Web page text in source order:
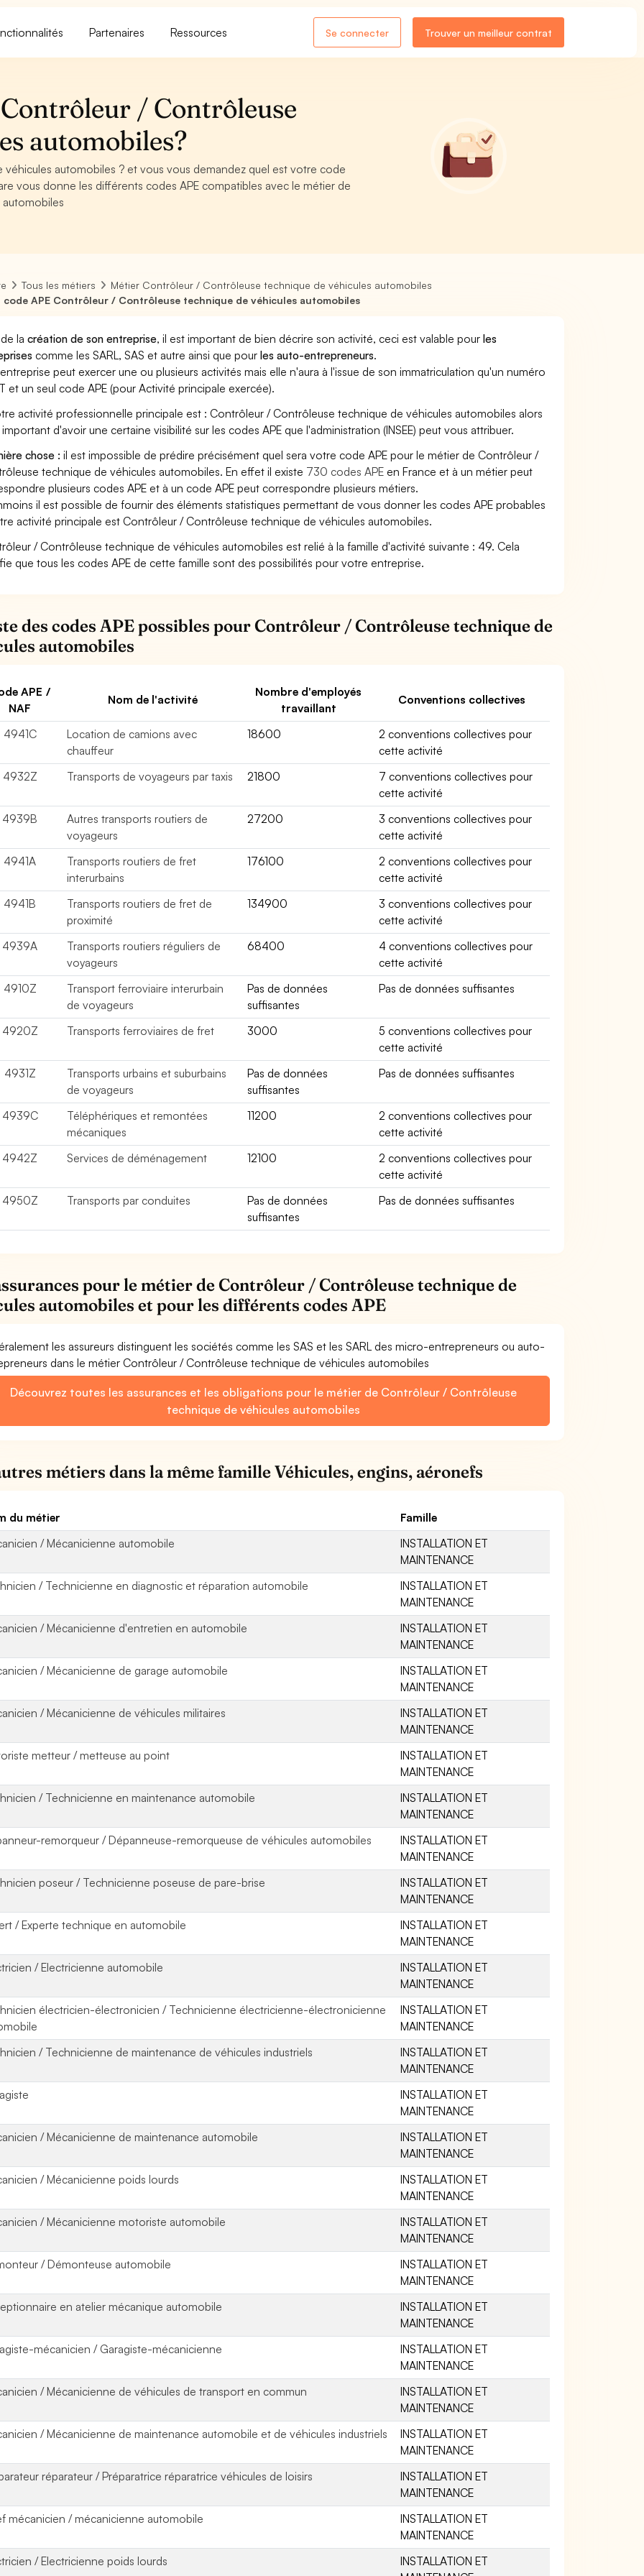
Partenaires Ressources Se connecter Trouver un meilleur contrat
/ Contrôleuse
automobiles?
automobiles ? et vous vous demandez quel est votre code
vous donne les différents codes APE compatibles avec le métier de
Tous les métiers
Métier Contrôleur / Contrôleuse technique de véhicules automobiles
code APE Contrôleur / Contrôleuse technique de véhicules automobiles
lacréation de son entreprise, il est important de bien décrire son activité, ceci est valable pourles
comme les SARL, SAS et autre ainsi que pourles auto-entrepreneurs.
peut exercer une ou plusieurs activités mais elle n'aura à l'issue de son immatriculation qu'un numéro
et un seul code APE (pour Activité principale exercée).
activité professionnelle principale est : Contrôleur / Contrôleuse technique de véhicules automobiles alors
d'avoir une certaine visibilité sur les codes APE que l'administration (INSEE) peut vous attribuer.
chose : il est impossible de prédire précisément quel sera votre code APE pour le métier de Contrôleur /
technique de véhicules automobiles. En effet il existe 730 codes APE en France et à un métier peut
plusieurs codes APE et à un code APE peut correspondre plusieurs métiers.
il est possible de fournir des éléments statistiques permettant de vous donner les codes APE probables
activité principale est Contrôleur / Contrôleuse technique de véhicules automobiles.
/ Contrôleuse technique de véhicules automobiles est relié à la famille d'activité suivante : 49. Cela
que tous les codes APE de cette famille sont des possibilités pour votre entreprise.
des codes APE possibles pour Contrôleur / Contrôleuse technique de
automobiles
APE /
NAF
Nom de l'activité
Nombre d'employés
travaillant
Conventions collectives
4941C
Location de camions avec
chauffeur
18600
2 conventions collectives pour
cette activité
4932Z
Transports de voyageurs par taxis 21800
7 conventions collectives pour
cette activité
4939B
Autres transports routiers de
voyageurs
27200
3 conventions collectives pour
cette activité
4941A
Transports routiers de fret
interurbains
176100
2 conventions collectives pour
cette activité
4941B
Transports routiers de fret de
proximité
134900
3 conventions collectives pour
cette activité
4939A
Transports routiers réguliers de
voyageurs
68400
4 conventions collectives pour
cette activité
4910Z
Transport ferroviaire interurbain
de voyageurs
Pas de données
suffisantes
Pas de données suffisantes
4920Z Transports ferroviaires de fret 3000
5 conventions collectives pour
cette activité
4931Z
Transports urbains et suburbains
de voyageurs
Pas de données
suffisantes
Pas de données suffisantes
4939C
Téléphériques et remontées
mécaniques
11200
2 conventions collectives pour
cette activité
4942Z
Services de déménagement 12100
2 conventions collectives pour
cette activité
4950Z
Transports par conduites
Pas de données
suffisantes
Pas de données suffisantes
pour le métier de Contrôleur / Contrôleuse technique de
automobiles et pour les différents codes APE
les assureurs distinguent les sociétés comme les SAS et les SARL des micro-entrepreneurs ou auto-
dans le métier Contrôleur / Contrôleuse technique de véhicules automobiles
Découvrez toutes les assurances et les obligations pour le métier de Contrôleur / Contrôleuse
technique de véhicules automobiles
métiers dans la même famille Véhicules, engins, aéronefs
du métier
Famille
/ Mécanicienne automobile
INSTALLATION ET
MAINTENANCE
/ Technicienne en diagnostic et réparation automobile
INSTALLATION ET
MAINTENANCE
/ Mécanicienne d'entretien en automobile
INSTALLATION ET
MAINTENANCE
/ Mécanicienne de garage automobile
INSTALLATION ET
MAINTENANCE
/ Mécanicienne de véhicules militaires
INSTALLATION ET
MAINTENANCE
metteur / metteuse au point
INSTALLATION ET
MAINTENANCE
/ Technicienne en maintenance automobile
INSTALLATION ET
MAINTENANCE
remorqueur / Dépanneuse-remorqueuse de véhicules automobiles
INSTALLATION ET
MAINTENANCE
poseur / Technicienne poseuse de pare-brise
INSTALLATION ET
MAINTENANCE
/ Experte technique en automobile
INSTALLATION ET
MAINTENANCE
/ Electricienne automobile
INSTALLATION ET
MAINTENANCE
électricien-électronicien / Technicienne électricienne-électronicienne
INSTALLATION ET
MAINTENANCE
/ Technicienne de maintenance de véhicules industriels
INSTALLATION ET
MAINTENANCE
INSTALLATION ET
MAINTENANCE
/ Mécanicienne de maintenance automobile
INSTALLATION ET
MAINTENANCE
/ Mécanicienne poids lourds
INSTALLATION ET
MAINTENANCE
/ Mécanicienne motoriste automobile
INSTALLATION ET
MAINTENANCE
/ Démonteuse automobile
INSTALLATION ET
MAINTENANCE
en atelier mécanique automobile
INSTALLATION ET
MAINTENANCE
mécanicien / Garagiste-mécanicienne
INSTALLATION ET
MAINTENANCE
/ Mécanicienne de véhicules de transport en commun
INSTALLATION ET
MAINTENANCE
/ Mécanicienne de maintenance automobile et de véhicules industriels
INSTALLATION ET
MAINTENANCE
réparateur / Préparatrice réparatrice véhicules de loisirs
INSTALLATION ET
MAINTENANCE
mécanicien / mécanicienne automobile
INSTALLATION ET
MAINTENANCE
/ Electricienne poids lourds
INSTALLATION ET